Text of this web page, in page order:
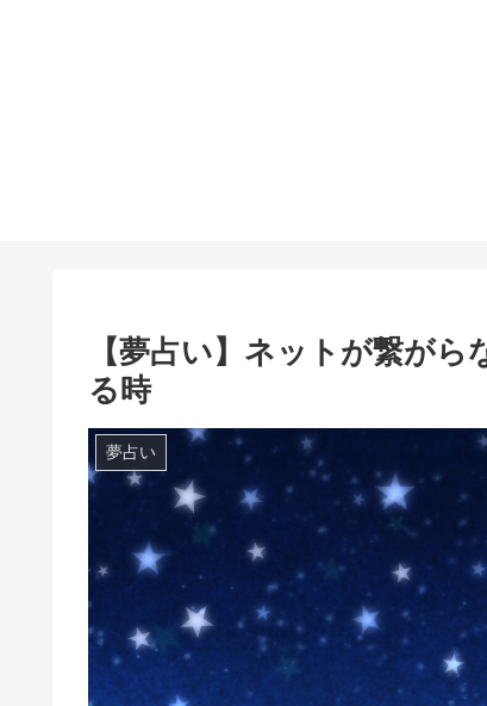
【夢占い】ネットが繋が
る時
夢占い